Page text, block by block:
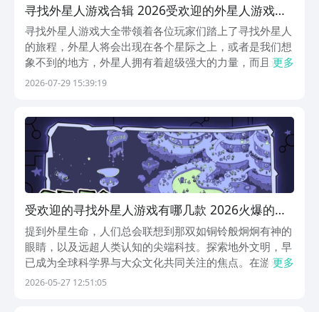
寻找外星人游戏合辑 2026受欢迎的外星人游戏有
哪几款
寻找外星人游戏大全带领着各位玩家们踏上了寻找外星人
的旅程，外星人将会出现在各个星际之上，或者是我们想
象不到的地方，外星人拥有着超级强大的力量，而且还获
得了和自己结伴而行的伙伴，在这里拥有着各种神秘的事
星...
更多
2026-07-29 15:39:19
受欢迎的寻找外星人游戏有哪几款 2026火爆的趣
味外星人探索游戏分享
提到外星生命，人们总会联想到那双如铜铃般炯炯有神的
眼睛，以及远超人类认知的尖端科技。探索地外文明，早
已成为全球科学界与大众文化共同关注的焦点。在游戏世
界中，这一主题也持续焕发活力——多款以星际探索、外
更多
2026-05-27 12:51:05